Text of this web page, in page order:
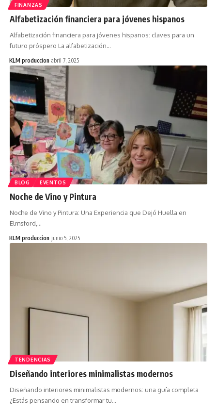
FINANZAS
Alfabetización financiera para jóvenes hispanos
Alfabetización financiera para jóvenes hispanos: claves para un
futuro próspero La alfabetización…
KLM produccion abril 7, 2025
BLOG EVENTOS
Noche de Vino y Pintura
Noche de Vino y Pintura: Una Experiencia que Dejó Huella en
Elmsford,…
KLM produccion junio 5, 2025
TENDENCIAS
Diseñando interiores minimalistas modernos
Diseñando interiores minimalistas modernos: una guía completa
¿Estás pensando en transformar tu…